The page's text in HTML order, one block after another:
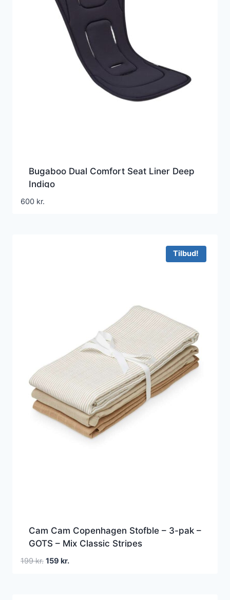
Bugaboo Dual Comfort Seat Liner Deep
Indigo
600 kr.
Tilbud!
Cam Cam Copenhagen Stofble – 3-pak –
GOTS – Mix Classic Stripes
Camel/Latte/Camel
199kr. Den
159 kr.Den